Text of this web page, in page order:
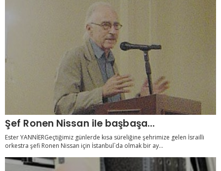
Şef Ronen Nissan ile başbaşa...
Ester YANNİERGeçtiğimiz günlerde kısa süreliğine şehrimize gelen İsrailli
orkestra şefi Ronen Nissan için İstanbul`da olmak bir ay...